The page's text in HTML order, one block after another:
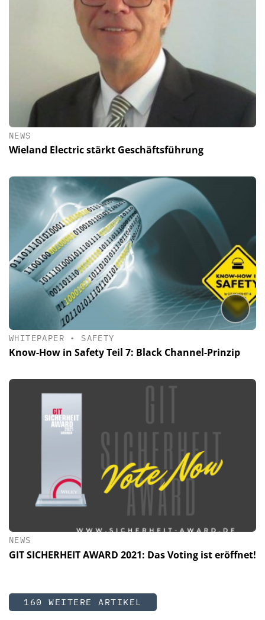
NEWS
Wieland Electric stärkt Geschäftsführung
WHITEPAPER • SAFETY
Know-How in Safety Teil 7: Black Channel-Prinzip
NEWS
GIT SICHERHEIT AWARD 2021: Das Voting ist eröffnet!
160 WEITERE ARTIKEL